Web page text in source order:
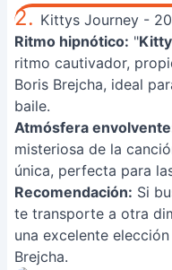
2. Kittys Journey -
Ritmo hipnótico: "
ritmo cautivador,
Boris Brejcha, ideal
baile.
Atmósfera
misteriosa de la
única, perfecta para
Recomendación: Si
te transporte a otra
una excelente
Brejcha.